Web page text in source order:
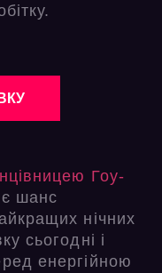
Гоу-
шанс
нічних
сьогодні і
енергійною